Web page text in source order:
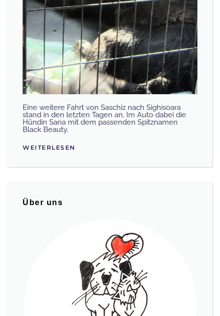
Eine weitere Fahrt von Saschiz nach Sighisoara
stand in den letzten Tagen an. Im Auto dabei die
Hündin Sana mit dem passenden Spitznamen
Black Beauty.
WEITERLESEN
Über uns